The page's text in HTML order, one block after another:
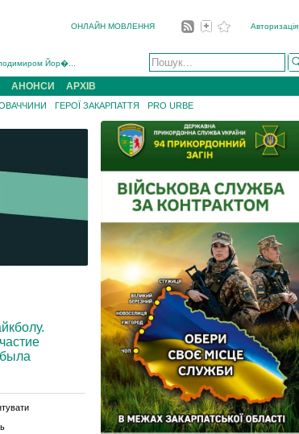
ОНЛАЙН МОВЛЕННЯ Авторизація
у катув...
два роки �...
(ФОТО)[/gree...
(ФОТО)...
АНОНСИ АРХІВ
ГЕРОЇ ЗАКАРПАТТЯ PRO URBE